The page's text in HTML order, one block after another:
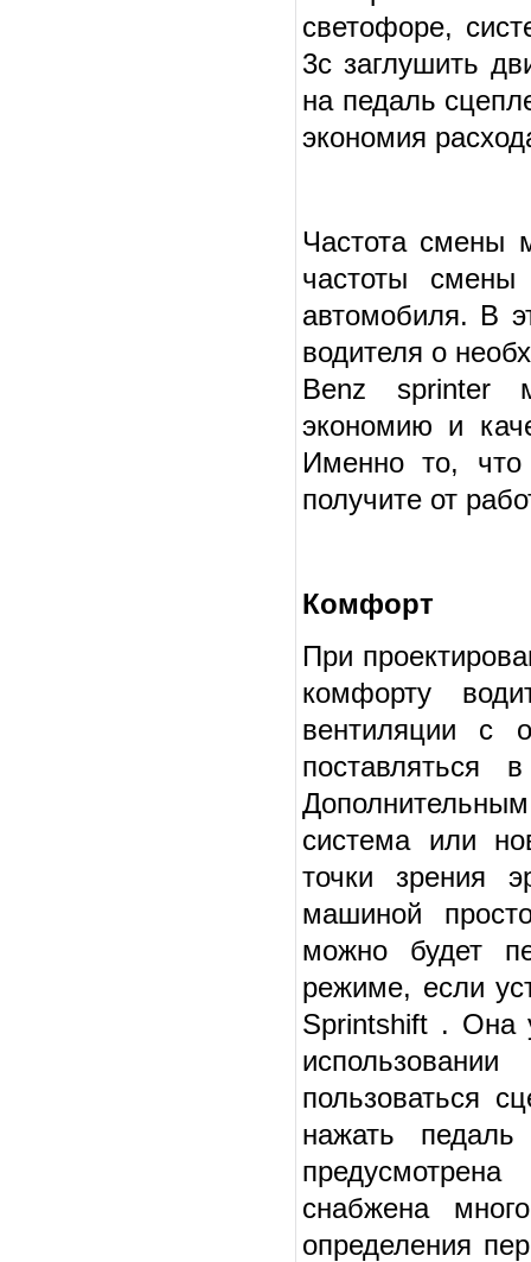
светофоре,
3с заглушить
на педаль
экономия
Частота смены
частоты
автомобиля. В
водителя о
Benz sprinter
экономию и
Именно то,
получите от
Комфорт
При
комфорту
вентиляции с
поставляться
система или
точки зрения
машиной
можно будет
режиме, если
Sprintshift . Она
пользоваться
нажать
снабжена
определения